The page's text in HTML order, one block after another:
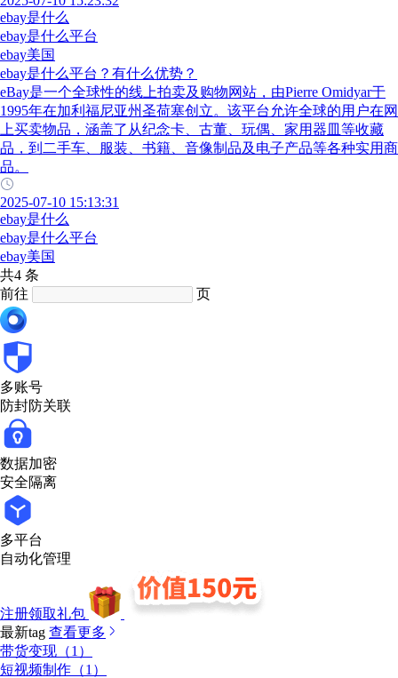
ebay是什么
ebay是什么平台
ebay美国
ebay是什么平台？有什么优势？
eBay是一个全球性的线上拍卖及购物网站，由Pierre Omidyar于
1995年在加利福尼亚州圣荷塞创立。该平台允许全球的用户在网
上买卖物品，涵盖了从纪念卡、古董、玩偶、家用器皿等收藏
品，到二手车、服装、书籍、音像制品及电子产品等各种实用商
品。
2025-07-10 15:13:31
ebay是什么
ebay是什么平台
ebay美国
共4 条
前往
页
多账号
防封防关联
数据加密
安全隔离
多平台
自动化管理
注册领取礼包
最新tag 查看更多
带货变现（1）
短视频制作（1）